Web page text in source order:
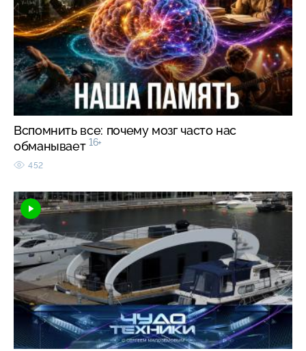
Вспомнить все: почему мозг часто нас
обманывает 16+
452